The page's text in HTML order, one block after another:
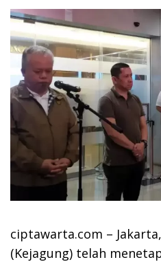
ciptawarta.com –
(Kejagung) telah